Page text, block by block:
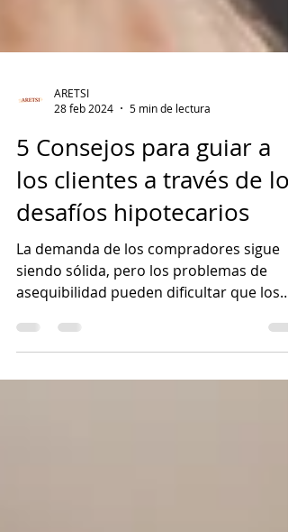
28 feb 2024
5 min de lectura
5 Consejos para guiar a
los clientes a través de los
desafíos hipotecarios
La demanda de los compradores sigue
siendo sólida, pero los problemas de
asequibilidad pueden dificultar que los
clientes califiquen para re